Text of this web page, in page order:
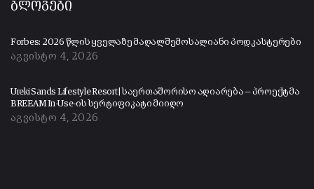
ბლოგები
Forbes: 2026 წლის ყველაზე მაღალშემოსალიანი პოდკასტერები
აგვისტო 4, 2026
Ureki Sands Lifestyle Resort | საერთაშორისო აღიარება — პროექტმა
BREEAM In-Use-ის სერტიფიკატი მიიღო
აგვისტო 4, 2026